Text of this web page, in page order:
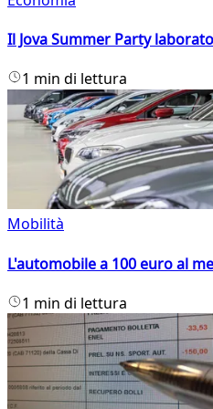
Il Jova Summer Party
1 min di lettura
Mobilità
L'automobile a 100 euro al
1 min di lettura